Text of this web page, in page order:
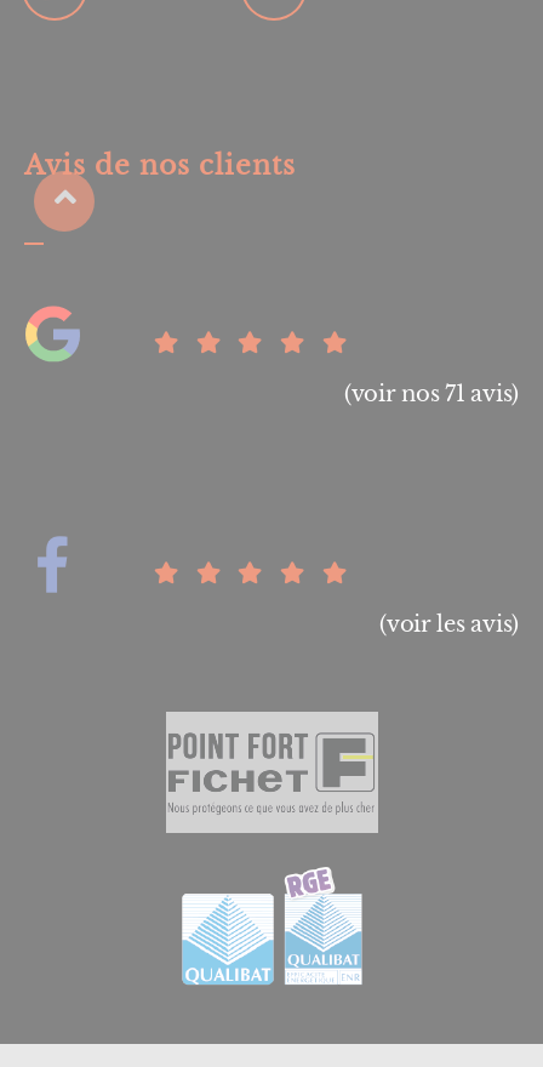
Avis de nos clients
(voir nos 71 avis)
(voir les avis)